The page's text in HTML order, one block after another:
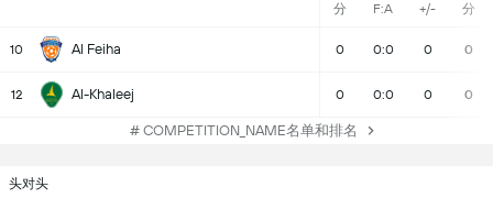
分 F:A +/- 分
10 Al Feiha 0 0:0 0 0
12 Al-Khaleej 0 0:0 0 0
# COMPETITION_NAME名单和排名
头对头